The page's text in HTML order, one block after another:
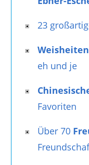
23
eh und je
Favoriten
Über 70